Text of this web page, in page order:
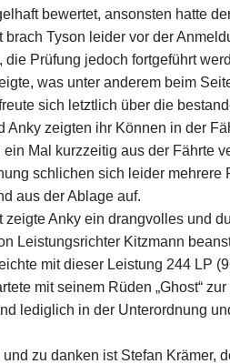
bewertet, ansonsten hatte
brach Tyson leider vor der
die Prüfung jedoch fortgeführt
was unter anderem beim
sich letztlich über die
Anky zeigten ihr Können in der
Mal kurzzeitig aus der Fährte
schlichen sich leider
aus der Ablage auf.
zeigte Anky ein drangvolles und
Leistungsrichter Kitzmann
mit dieser Leistung 244 LP
mit seinem Rüden „Ghost“
lediglich in der Unterordnung
zu danken ist Stefan Krämer,